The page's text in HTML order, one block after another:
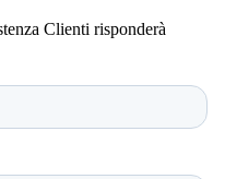
Clienti risponderà